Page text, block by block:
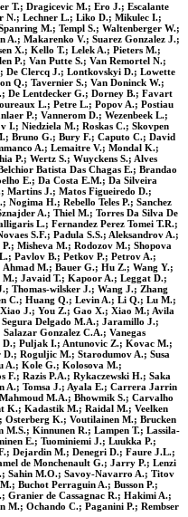
T.; Dragicevic M.; Ero J.; Escalante
N.; Lechner L.; Liko D.; Mikulec I.;
M.; Templ S.; Waltenberger W.;
Makarenko V.; Suarez Gonzalez J.;
X.; Kello T.; Lelek A.; Pieters M.;
P.; Van Putte S.; Van Remortel N.;
De Clercq J.; Lontkovskyi D.; Lowette
Q.; Tavernier S.; Van Doninck W.;
De Lentdecker G.; Dorney B.; Favart
L.; Petre L.; Popov A.; Postiau
P.; Vannerom D.; Wezenbeek L.;
I.; Niedziela M.; Roskas C.; Skovpen
Bruno G.; Bury F.; Caputo C.; David
A.; Lemaitre V.; Mondal K.;
P.; Wertz S.; Wuyckens S.; Alves
Batista Das Chagas E.; Brandao
E.; Da Costa E.M.; Da Silveira
Martins J.; Matos Figueiredo D.;
H.; Rebello Teles P.; Sanchez
A.; Thiel M.; Torres Da Silva De
L.; Fernandez Perez Tomei T.R.;
S.F.; Padula S.S.; Aleksandrov A.;
Misheva M.; Rodozov M.; Shopova
Pavlov B.; Petkov P.; Petrov A.;
M.; Bauer G.; Hu Z.; Wang Y.;
Javaid T.; Kapoor A.; Leggat D.;
Thomas-wilsker J.; Wang J.; Zhang
C.; Huang Q.; Levin A.; Li Q.; Lu M.;
J.; You Z.; Gao X.; Xiao M.; Avila
Delgado M.A.; Jaramillo J.;
Gonzalez C.A.; Vanegas
Puljak I.; Antunovic Z.; Kovac M.;
Roguljic M.; Starodumov A.; Susa
A.; Kole G.; Kolosova M.;
F.; Razis P.A.; Rykaczewski H.; Saka
A.; Tomsa J.; Ayala E.; Carrera Jarrin
M.A.; Bhowmik S.; Carvalho
K.; Kadastik M.; Raidal M.; Veelken
Osterberg K.; Voutilainen M.; Brucken
Kinnunen R.; Lampen T.; Lassila-
E.; Tuominiemi J.; Luukka P.;
Dejardin M.; Denegri D.; Faure J.L.;
de Monchenault G.; Jarry P.; Lenzi
Sahin M.O.; Savoy-Navarro A.; Titov
Buchot Perraguin A.; Busson P.;
Granier de Cassagnac R.; Hakimi A.;
Ochando C.; Paganini P.; Rembser